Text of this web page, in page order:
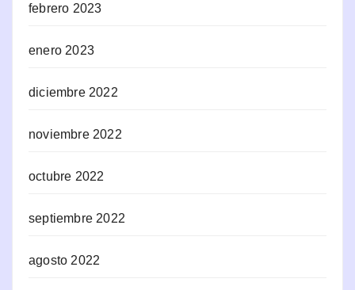
febrero 2023
enero 2023
diciembre 2022
noviembre 2022
octubre 2022
septiembre 2022
agosto 2022